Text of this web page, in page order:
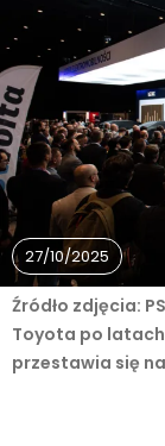
27/10/2025
Toyota po
przestawia się
Źródło zdjęcia: